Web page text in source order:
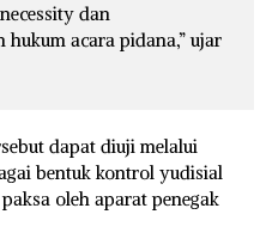
dan
acara pidana,” ujar
dapat diuji melalui
bentuk kontrol yudisial
oleh aparat penegak